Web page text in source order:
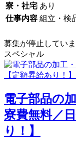
寮・社宅 あり
仕事内容 組立・検
募集が停止してい
スペシャル
電子部品の
寮費無料／
り！】